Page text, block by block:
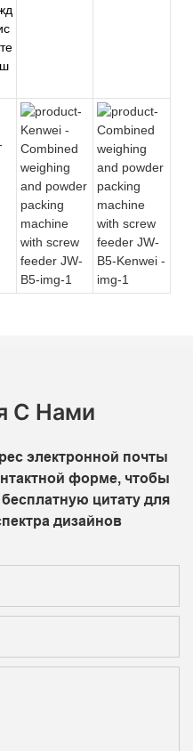
С Нами
электронной почты
форме, чтобы
цитату для
дизайнов